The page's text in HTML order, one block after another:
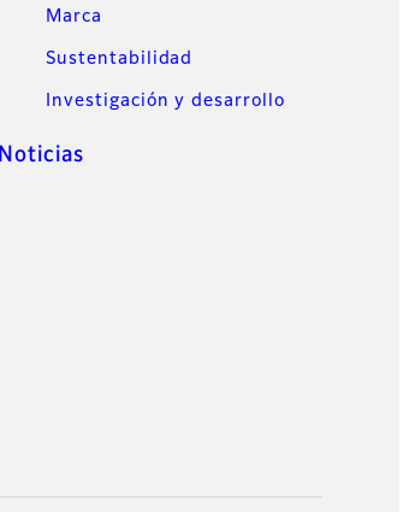
Marca
Sustentabilidad
Investigación y desarrollo
Noticias